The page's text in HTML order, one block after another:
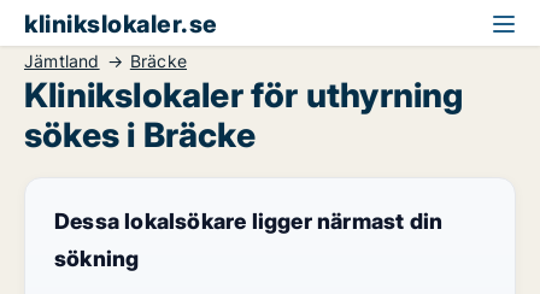
klinikslokaler.se
Jämtland Bräcke
Klinikslokaler för uthyrning
sökes i Bräcke
Dessa lokalsökare ligger närmast din
sökning